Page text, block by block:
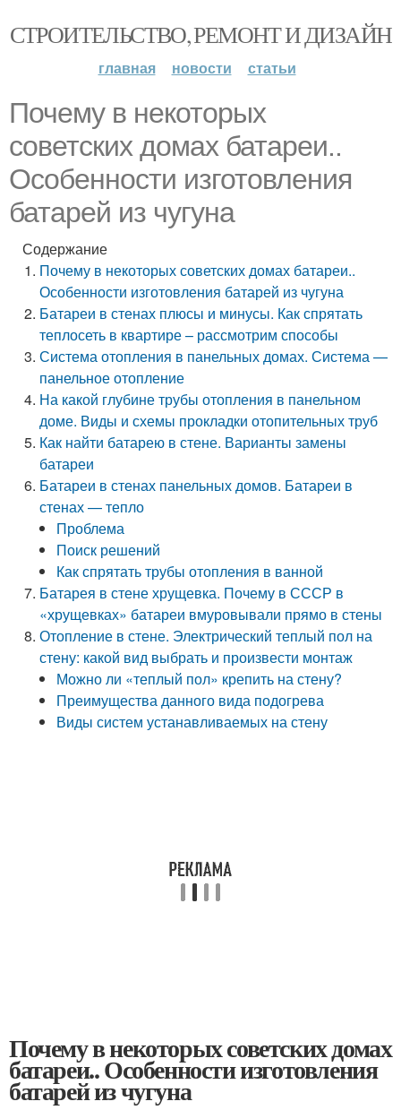
СТРОИТЕЛЬСТВО, РЕМОНТ И ДИЗАЙН
главная новости статьи
Почему в некоторых
советских домах батареи..
Особенности изготовления
батарей из чугуна
Содержание
Почему в некоторых советских домах батареи..
Особенности изготовления батарей из чугуна
Батареи в стенах плюсы и минусы. Как спрятать
теплосеть в квартире – рассмотрим способы
Система отопления в панельных домах. Система —
панельное отопление
На какой глубине трубы отопления в панельном
доме. Виды и схемы прокладки отопительных труб
Как найти батарею в стене. Варианты замены
батареи
Батареи в стенах панельных домов. Батареи в
стенах — тепло
Проблема
Поиск решений
Как спрятать трубы отопления в ванной
Батарея в стене хрущевка. Почему в СССР в
«хрущевках» батареи вмуровывали прямо в стены
Отопление в стене. Электрический теплый пол на
стену: какой вид выбрать и произвести монтаж
Можно ли «теплый пол» крепить на стену?
Преимущества данного вида подогрева
Виды систем устанавливаемых на стену
Почему в некоторых советских домах
батареи.. Особенности изготовления
батарей из чугуна